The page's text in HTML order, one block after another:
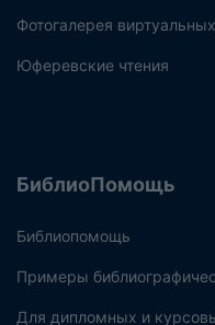
Фотогалерея
Юферевские чтения
БиблиоПомощь
Библиопомощь
Примеры
Для дипломных и